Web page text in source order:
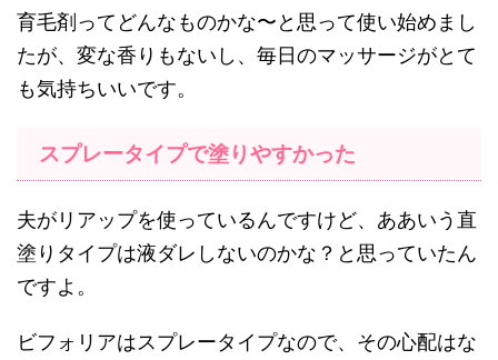
育毛剤ってどんなものかな〜と思って使い始めまし
たが、変な香りもないし、毎日のマッサージがとて
も気持ちいいです。
スプレータイプで塗りやすかった
夫がリアップを使っているんですけど、ああいう直
塗りタイプは液ダレしないのかな？と思っていたん
ですよ。
ビフォリアはスプレータイプなので、その心配はな